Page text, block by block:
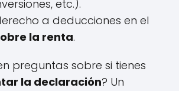
etc.).
a deducciones en el
la renta.
preguntas sobre si tienes
la declaración? Un